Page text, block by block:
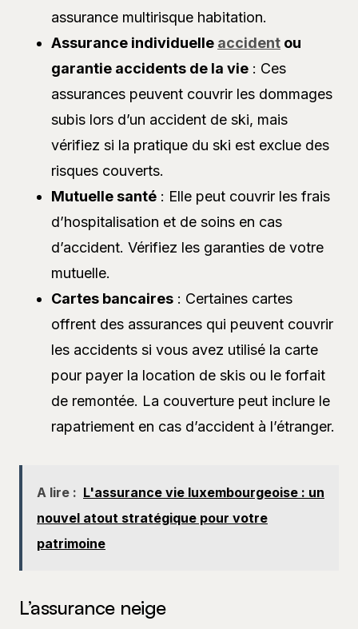
assurance multirisque habitation.
Assurance individuelle accident ou
garantie accidents de la vie : Ces
assurances peuvent couvrir les dommages
subis lors d’un accident de ski, mais
vérifiez si la pratique du ski est exclue des
risques couverts.
Mutuelle santé : Elle peut couvrir les frais
d’hospitalisation et de soins en cas
d’accident. Vérifiez les garanties de votre
mutuelle.
Cartes bancaires : Certaines cartes
offrent des assurances qui peuvent couvrir
les accidents si vous avez utilisé la carte
pour payer la location de skis ou le forfait
de remontée. La couverture peut inclure le
rapatriement en cas d’accident à l’étranger.
A lire : L'assurance vie luxembourgeoise : un
nouvel atout stratégique pour votre
patrimoine
L’assurance neige